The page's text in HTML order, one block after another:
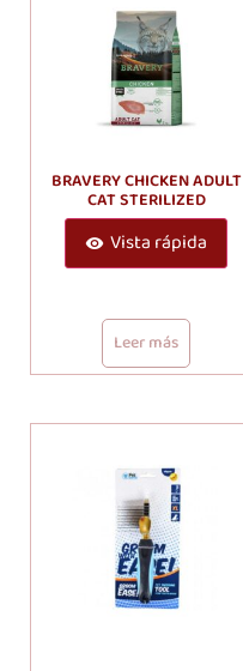
BRAVERY CHICKEN ADULT
CAT STERILIZED
Vista rápida
Leer más